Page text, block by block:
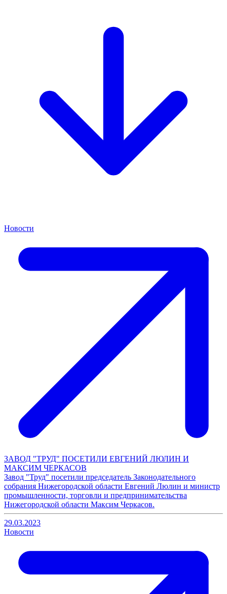
Новости
ЗАВОД "ТРУД" ПОСЕТИЛИ ЕВГЕНИЙ ЛЮЛИН И
МАКСИМ ЧЕРКАСОВ
Завод "Труд" посетили председатель Законодательного
собрания Нижегородской области Евгений Люлин и министр
промышленности, торговли и предпринимательства
Нижегородской области Максим Черкасов.
29.03.2023
Новости